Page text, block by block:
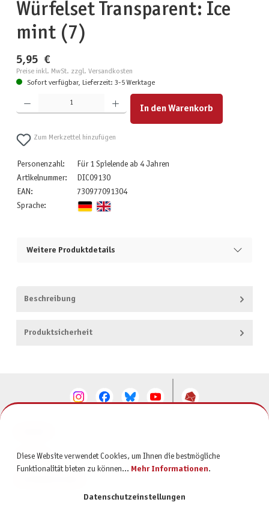
Würfelset Transparent: Ice
mint (7)
5,95 €
Preise inkl. MwSt. zzgl. Versandkosten
Sofort verfügbar, Lieferzeit: 3-5 Werktage
Produkt Anzahl: Gib den gewünschten Wert ein oder benutze die Schaltflächen um die Anzahl zu
In den Warenkorb
Zum Merkzettel hinzufügen
Personenzahl:
Für 1 Spielende ab 4 Jahren
Artikelnummer:
DIC09130
EAN:
730977091304
Sprache:
Weitere Produktdetails
Beschreibung
Produktsicherheit
SERVICE
Diese Website verwendet Cookies, um Ihnen die bestmögliche
Funktionalität bieten zu können... Mehr Informationen.
Datenschutzeinstellungen